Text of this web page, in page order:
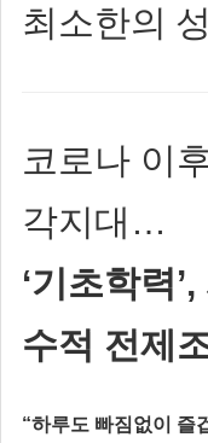
최소한의
코로나 이
각지대…
‘기초학력
수적 전제
“하루도 빠짐없이 즐